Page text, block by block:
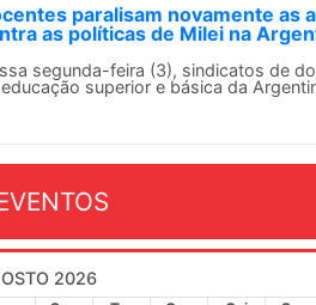
SN convoca docentes
Internacionalista
13 de agosto
O ANDES-SN conclama suas seções
2026